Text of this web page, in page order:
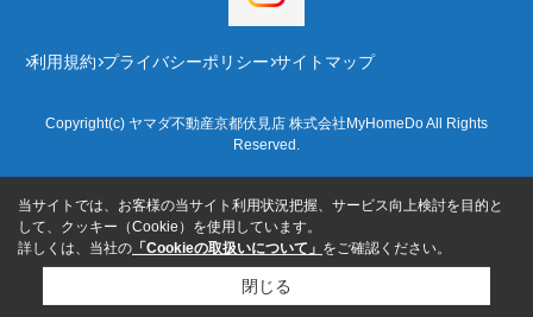
利用規約 プライバシーポリシー サイトマップ
Copyright(c) ヤマダ不動産京都伏見店 株式会社MyHomeDo All Rights
Reserved.
当サイトでは、お客様の当サイト利用状況把握、サービス向上検討を目的と
して、クッキー（Cookie）を使用しています。
詳しくは、当社の 「Cookieの取扱いについて」 をご確認ください。
閉じる